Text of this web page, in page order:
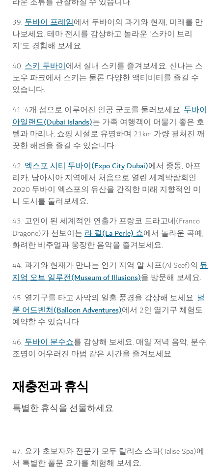
39. 두바이 프레임에서 두바이의 과거와 현재, 미래를 만
나보세요. 테마 전시를 감상하고 놀라운 '스카이 브리
지'도 경험해 보세요.
40. 스키 두바이에서 실내 스키를 즐겨보세요. 신나는 스
노우 파크에서 스키는 물론 다양한 액티비티를 즐길 수
있습니다.
41. 4개 섬으로 이루어진 인공 군도를 둘러보세요. 두바이
아일랜드(Dubai Islands)는 가족 여행객이 머물기 좋은 호
텔과 마리나, 쇼핑 시설로 유명하며 21km 가량 펼쳐진 깨
끗한 해변을 즐길 수 있습니다.
42. 엑스포 시티 두바이(Expo City Dubai)에서 중동, 아프
리카, 남아시아 지역에서 처음으로 열린 세계박람회인
2020 두바이 엑스포의 유산을 간직한 미래 지향적인 미
니 도시를 둘러보세요.
43. 고인이 된 세계적인 연출가 프랑코 드라고네(Franco
Dragone)가 선보이는 라 펄(La Perle) 쇼에서 놀라운 곡예,
화려한 비주얼과 웅장한 음악을 즐겨보세요.
44. 과거와 현재가 만나는 인기 지역 알 시프(Al Seef)의 뮤
지엄 오브 일루전(Museum of Illusions)을 방문해 보세요.
45. 열기구를 타고 사막의 일출 풍경을 감상해 보세요. 벌
룬 어드벤처(Balloon Adventures)에서 2인 열기구 체험도
예약할 수 있습니다.
46. 두바이 분수쇼를 감상해 보세요. 매일 저녁 음악, 분수,
조명이 어우러진 마법 같은 시간을 즐겨보세요.
재충전과 휴식
특별한 휴식을 선물하세요
47. 요가 초보자와 전문가 모두 탈리스 스파(Talise Spa)에
서 특별한 풀문 요가를 체험해 보세요.